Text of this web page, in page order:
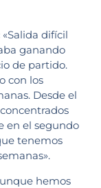
«Salida difícil
ganando
de partido.
con los
Desde el
en el segundo
tenemos
hemos